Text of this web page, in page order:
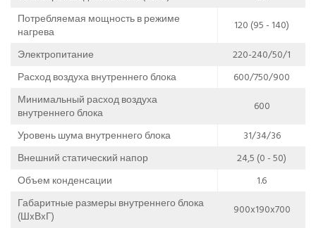
Потребляемая мощность в режиме
нагрева
120 (95 - 140)
Электропитание
220-240/50/1
Расход воздуха внутреннего блока
600/750/900
Минимальный расход воздуха
внутреннего блока
600
Уровень шума внутреннего блока
31/34/36
Внешний статический напор
24,5 (0 - 50)
Объем конденсации
1.6
Габаритные размеры внутреннего блока
(ШxВxГ)
900x190x700